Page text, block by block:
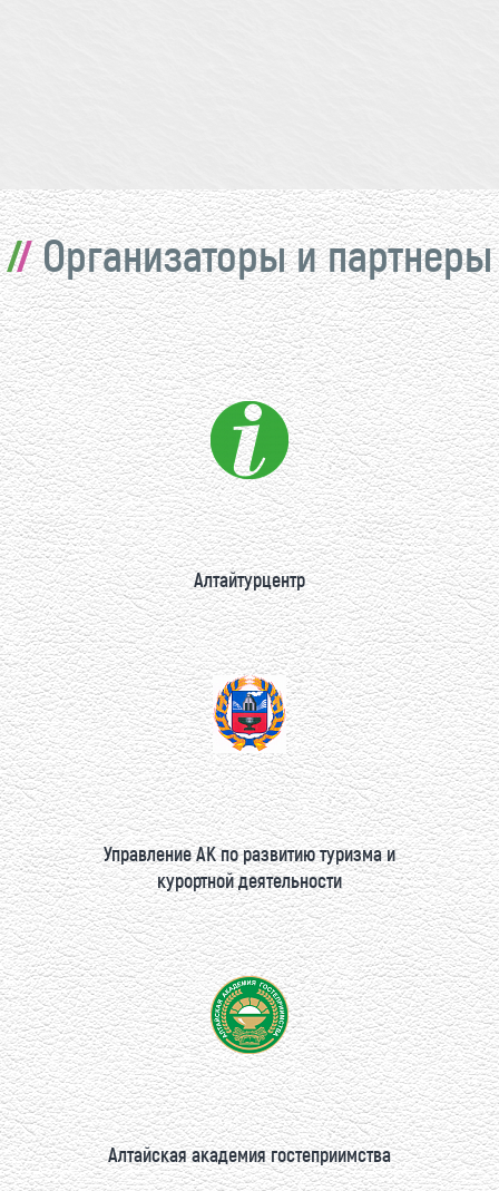
Организаторы и партнеры
Алтайтурцентр
Управление АК по развитию туризма и
курортной деятельности
Алтайская академия гостеприимства